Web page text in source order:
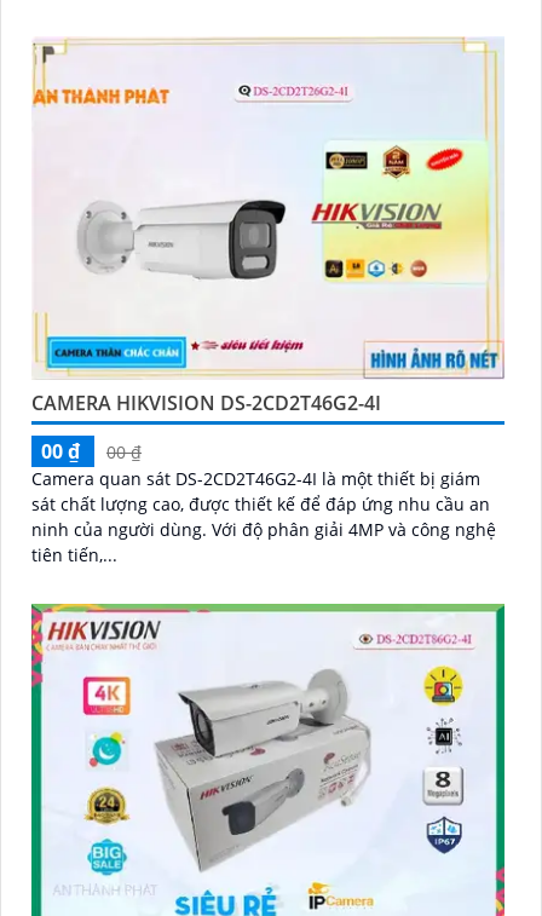
CAMERA HIKVISION DS-2CD2T46G2-4I
00 ₫
00 ₫
Camera quan sát DS-2CD2T46G2-4I là một thiết bị giám
sát chất lượng cao, được thiết kế để đáp ứng nhu cầu an
ninh của người dùng. Với độ phân giải 4MP và công nghệ
tiên tiến,...